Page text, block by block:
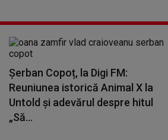
Șerban Copoț, la Digi FM:
Reuniunea istorică Animal X la
Untold și adevărul despre hitul
„Să...